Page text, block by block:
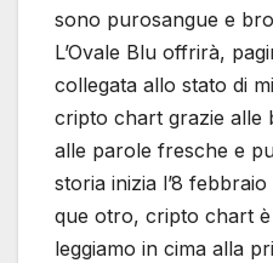
sono purosangue e
L’Ovale Blu offrirà,
collegata allo stato di
cripto chart grazie alle
alle parole fresche e
storia inizia l’8
que otro, cripto chart
leggiamo in cima alla